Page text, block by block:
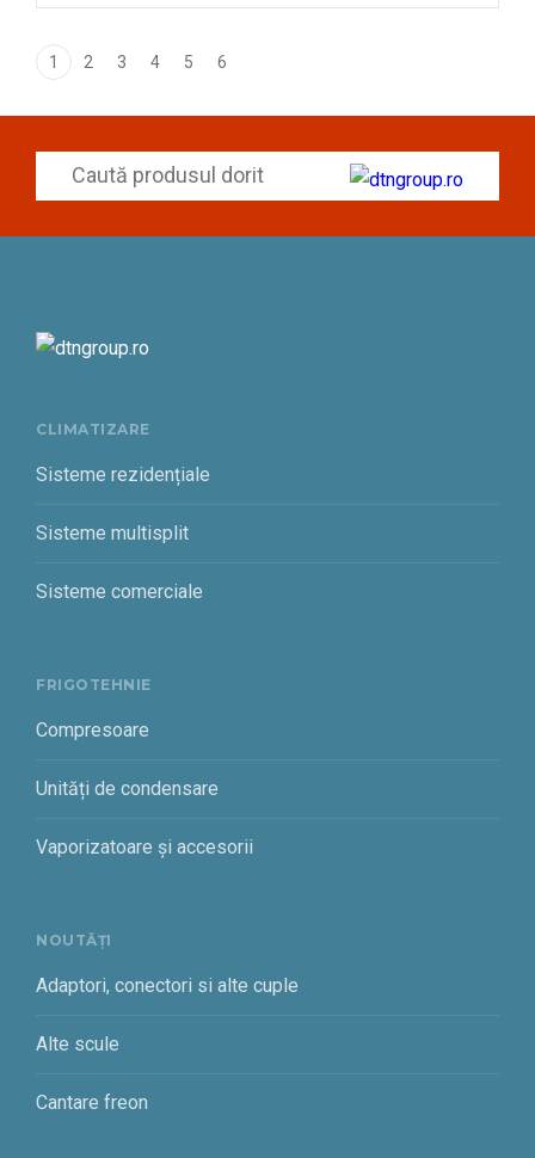
1 2 3 4 5 6
CLIMATIZARE
Sisteme rezidențiale
Sisteme multisplit
Sisteme comerciale
FRIGOTEHNIE
Compresoare
Unități de condensare
Vaporizatoare și accesorii
NOUTĂȚI
Adaptori, conectori si alte cuple
Alte scule
Cantare freon